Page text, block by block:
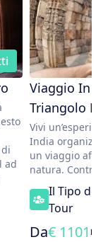
ad
Viaggio In
Triangolo
Vivi
India
un viaggio
natura.
Il Tipo del
Tour
Da€ 1101